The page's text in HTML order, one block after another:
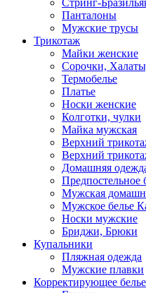
Стринг-
Панталоны
Мужские трусы
Трикотаж
Майки женские
Сорочки,
Термобелье
Платье
Носки женские
Колготки, чулки
Майка мужская
Верхний
Верхний
Домашняя
Предпостельное
Мужская
Мужское белье
Носки мужские
Бриджи, Брюки
Купальники
Пляжная одежда
Мужские плавки
Корректирующее белье